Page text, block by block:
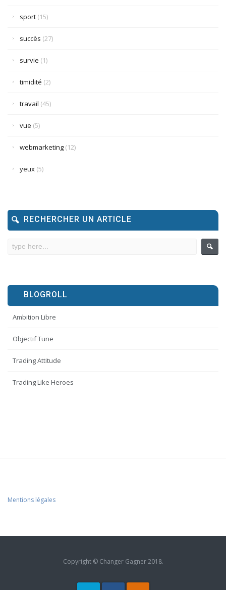
sport (15)
succès (27)
survie (1)
timidité (2)
travail (45)
vue (5)
webmarketing (12)
yeux (5)
RECHERCHER UN ARTICLE
BLOGROLL
Ambition Libre
Objectif Tune
Trading Attitude
Trading Like Heroes
Mentions légales
Copyright © Changer Gagner 2018.